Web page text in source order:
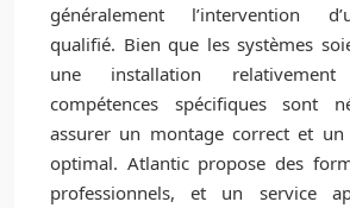
généralement l’intervention
qualifié. Bien que les systèmes
une installation
compétences spécifiques sont
assurer un montage correct et un
optimal. Atlantic propose des
professionnels, et un service